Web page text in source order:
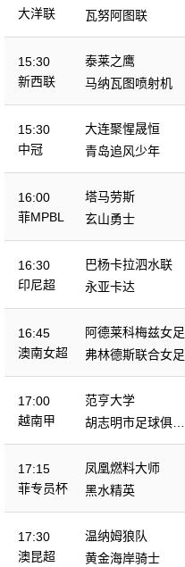
大洋联
瓦努阿图联
15:30
新西联
泰莱之鹰
马纳瓦图喷射机
15:30
中冠
大连聚惺晟恒
青岛追风少年
16:00
菲MPBL
塔马劳斯
玄山勇士
16:30
印尼超
巴杨卡拉泗水联
永亚卡达
16:45
澳南女超
阿德莱科梅兹女足
弗林德斯联合女足
17:00
越南甲
范亨大学
胡志明市足球俱乐
部
17:15
菲专员杯
凤凰燃料大师
黑水精英
17:30
澳昆超
温纳姆狼队
黄金海岸骑士